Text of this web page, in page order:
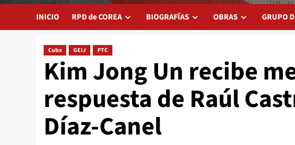
INICIO RPD de COREA BIOGRAFÍAS OBRAS GRUPO
Cuba GEIJ PTC
Kim Jong Un recibe
respuesta de Raúl
Díaz-Canel